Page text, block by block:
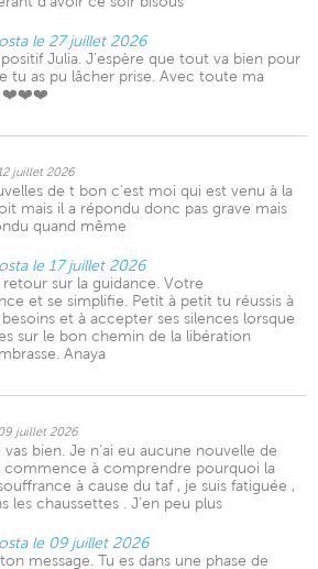
le 27 juillet 2026
Julia. J’espère que tout va bien pour
tu as pu lâcher prise. Avec toute ma
❤️❤️❤️
juillet 2026
de t bon c’est moi qui est venu à la
mais il a répondu donc pas grave mais
quand même
le 17 juillet 2026
sur la guidance. Votre
et se simplifie. Petit à petit tu réussis à
et à accepter ses silences lorsque
sur le bon chemin de la libération
Anaya
juillet 2026
bien. Je n’ai eu aucune nouvelle de
à comprendre pourquoi la
à cause du taf , je suis fatiguée ,
les chaussettes . J’en peu plus
le 09 juillet 2026
message. Tu es dans une phase de